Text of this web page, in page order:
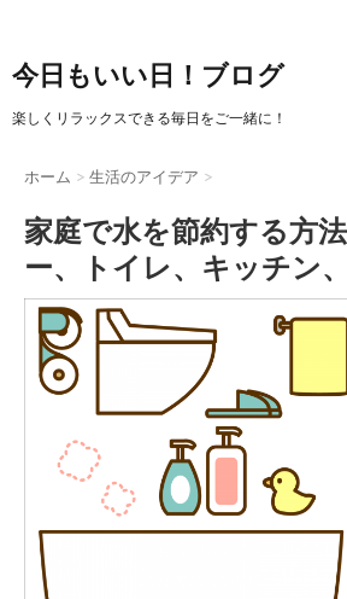
今日もいい日！ブログ
楽しくリラックスできる毎日をご一緒に！
ホーム > 生活のアイデア >
家庭で水を節約する方
ー、トイレ、キッチン